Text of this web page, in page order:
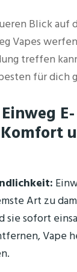
Blick auf
Vapes
treffen
für dich
E-
Art zu
sie sofort
Vape